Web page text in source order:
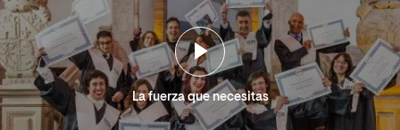
La fuerza que necesitas